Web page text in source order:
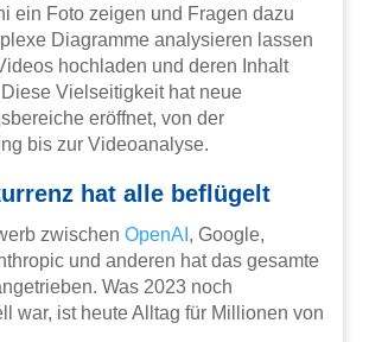
ein Foto zeigen und Fragen dazu
Diagramme analysieren lassen
hochladen und deren Inhalt
Vielseitigkeit hat neue
eröffnet, von der
bis zur Videoanalyse.
hat alle beflügelt
zwischenOpenAI , Google,
und anderen hat das gesamte
Was 2023 noch
war, ist heute Alltag für Millionen von